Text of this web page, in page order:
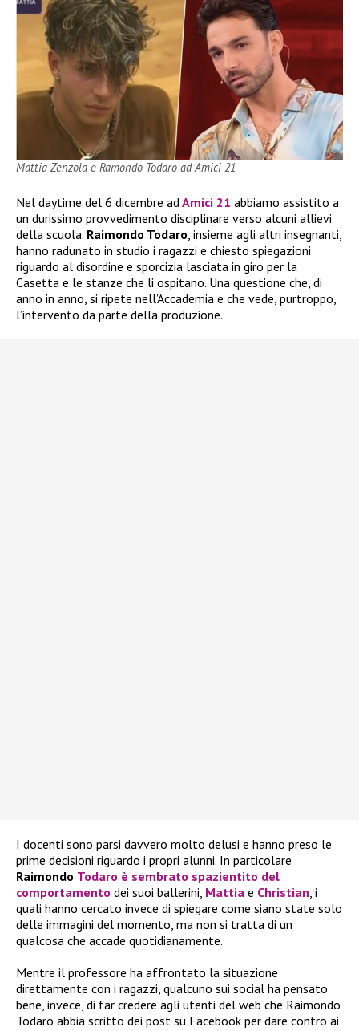
Mattia Zenzola e Ramondo Todaro ad Amici 21
Nel daytime del 6 dicembre ad Amici 21 abbiamo assistito a
un durissimo provvedimento disciplinare verso alcuni allievi
della scuola. Raimondo Todaro , insieme agli altri insegnanti,
hanno radunato in studio i ragazzi e chiesto spiegazioni
riguardo al disordine e sporcizia lasciata in giro per la
Casetta e le stanze che li ospitano. Una questione che, di
anno in anno, si ripete nell’Accademia e che vede, purtroppo,
l’intervento da parte della produzione.
I docenti sono parsi davvero molto delusi e hanno preso le
prime decisioni riguardo i propri alunni. In particolare
Raimondo Todaro è sembrato spazientito del
comportamento dei suoi ballerini, Mattia e Christian , i
quali hanno cercato invece di spiegare come siano state solo
delle immagini del momento, ma non si tratta di un
qualcosa che accade quotidianamente.
Mentre il professore ha affrontato la situazione
direttamente con i ragazzi, qualcuno sui social ha pensato
bene, invece, di far credere agli utenti del web che Raimondo
Todaro abbia scritto dei post su Facebook per dare contro ai